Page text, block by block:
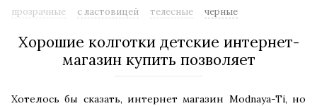
прозрачные
с ластовицей телесные черные
Хорошие колготки детские интернет-
магазин купить позволяет
Хотелось бы сказать, интернет магазин Modnaya-Ti, но